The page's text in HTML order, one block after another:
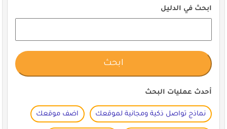
ابحث في الدليل
أحدث عمليات البحث
نماذج تواصل ذكية ومجانية لموقعك اضف موقعك